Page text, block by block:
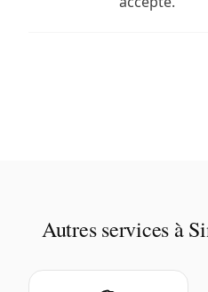
Autres services à